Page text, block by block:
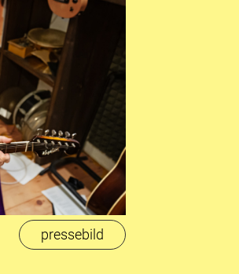
pressebild